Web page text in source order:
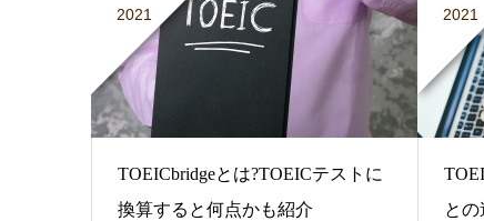
2021
TOEICbridgeとは?TOEICテストに
換算すると何点かも紹介
2021
と